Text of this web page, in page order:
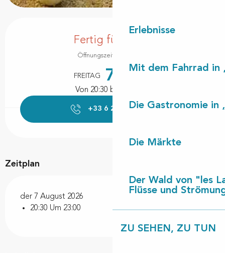
Erlebnisse
Mit dem Fahrrad in
Die Gastronomie in
Die Märkte
Der Wald von "les
Flüsse und
ZU SEHEN, ZU TUN
Öffnungszeiten & Kontaktdaten
Fertig für heute
Öffnungszeiten ansehen
FREITAG 7.
Von 20:30 bis zu 23:00
+33 6 21 46 37 ▒▒
Zeitplan
der 7 August 2026
20:30 Um 23:00